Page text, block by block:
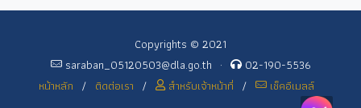
Copyrights © 2021
saraban_05120503@dla.go.th ·
02-190-5536
หน้าหลัก / ติดต่อเรา / สำหรับเจ้าหน้าที่ / เช็คอีเมลล์